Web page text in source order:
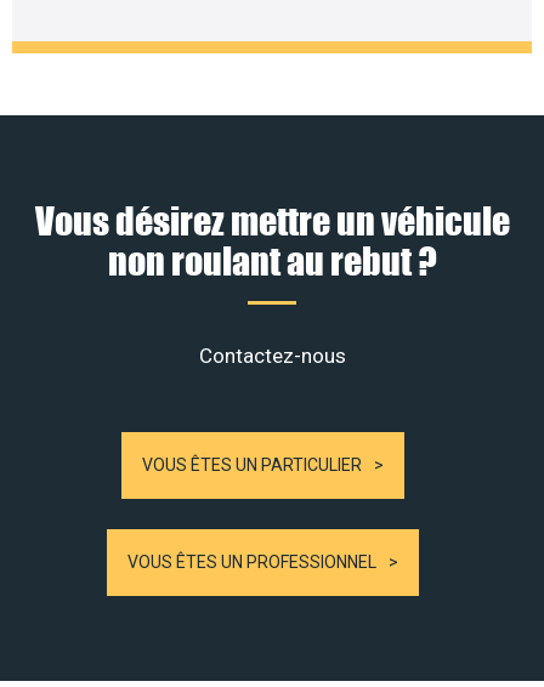
Vous désirez mettre un véhicule
non roulant au rebut ?
Contactez-nous
VOUS ÊTES UN PARTICULIER
VOUS ÊTES UN PROFESSIONNEL